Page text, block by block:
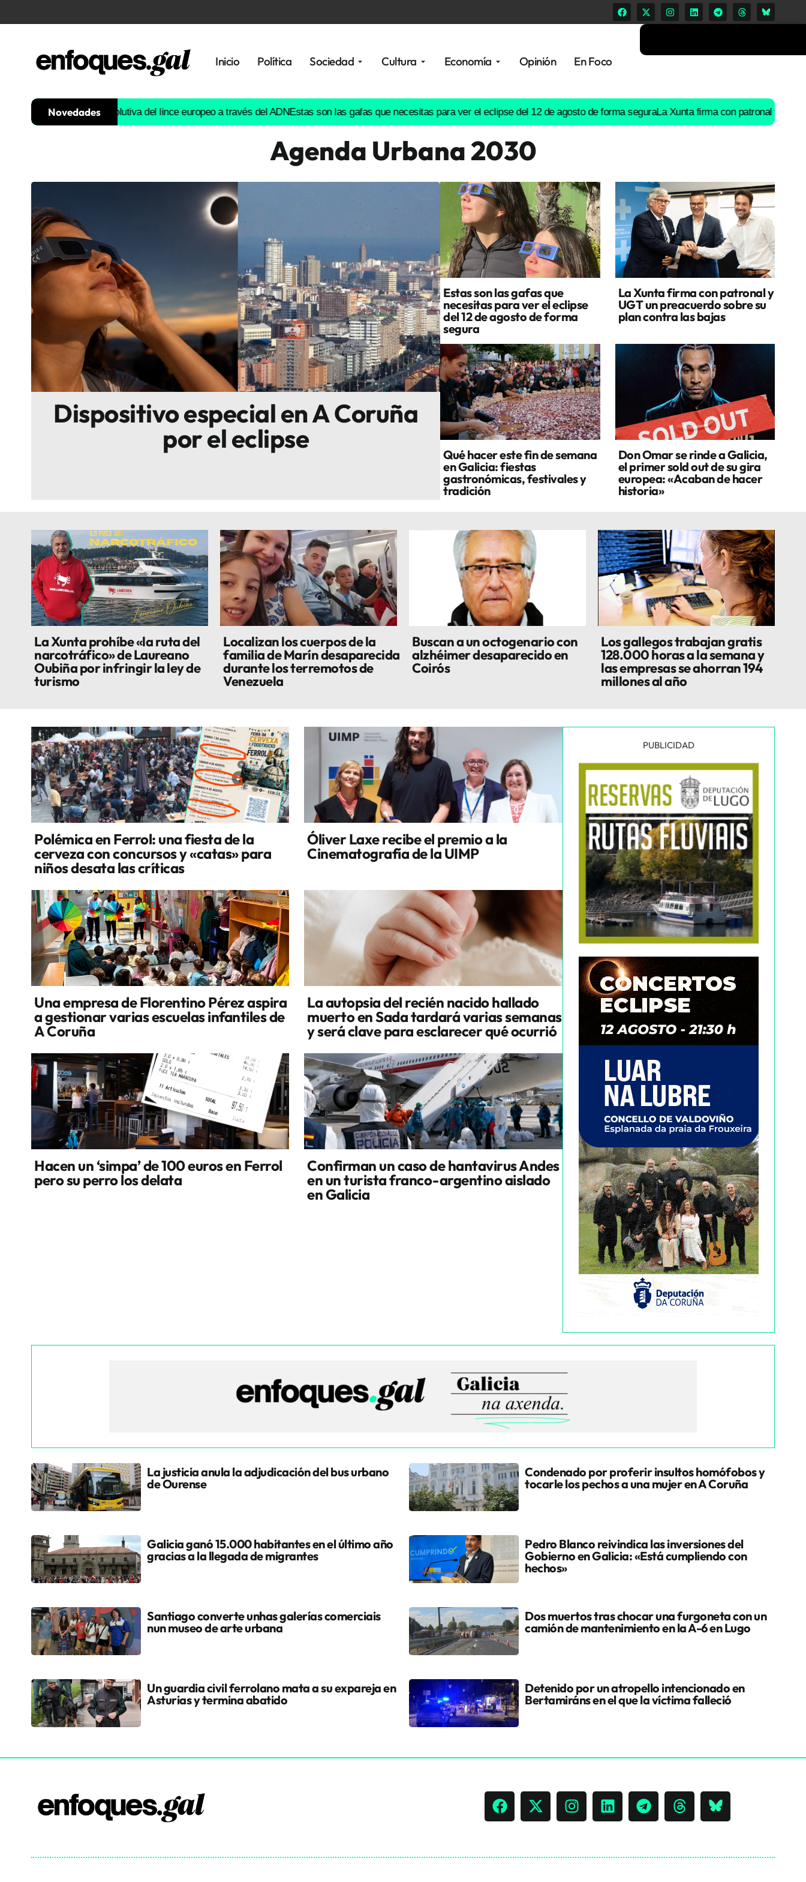
Inicio Política Sociedad Cultura Economía Opinión En Foco
Histórica
Gastronomía
Escenarios
Novedades
la historia evolutiva del lince europeo a través del ADN Estas son las gafas que necesitas para ver el eclipse del 12 de agosto de forma seguraLa Xunta firma con patronal y UGT un
Agenda Urbana 2030
Dispositivo especial en A Coruña
por el eclipse
Estas son las gafas que
necesitas para ver el eclipse
del 12 de agosto de forma
segura
La Xunta firma con patronal y
UGT un preacuerdo sobre su
plan contra las bajas
Qué hacer este fin de semana
en Galicia: fiestas
gastronómicas, festivales y
tradición
Don Omar se rinde a Galicia,
el primer sold out de su gira
europea: «Acaban de hacer
historia»
La Xunta prohíbe «la ruta del
narcotráfico» de Laureano
Oubiña por infringir la ley de
turismo
Localizan los cuerpos de la
familia de Marín desaparecida
durante los terremotos de
Venezuela
Buscan a un octogenario con
alzhéimer desaparecido en
Coirós
Los gallegos trabajan gratis
128.000 horas a la semana y
las empresas se ahorran 194
millones al año
Polémica en Ferrol: una fiesta de la
cerveza con concursos y «catas» para
niños desata las críticas
Óliver Laxe recibe el premio a la
Cinematografía de la UIMP
Una empresa de Florentino Pérez aspira
a gestionar varias escuelas infantiles de
A Coruña
La autopsia del recién nacido hallado
muerto en Sada tardará varias semanas
y será clave para esclarecer qué ocurrió
Hacen un ‘simpa’ de 100 euros en Ferrol
pero su perro los delata
Confirman un caso de hantavirus Andes
en un turista franco-argentino aislado
en Galicia
PUBLICIDAD
La justicia anula la adjudicación del bus urbano
de Ourense
Condenado por proferir insultos homófobos y
tocarle los pechos a una mujer en A Coruña
Galicia ganó 15.000 habitantes en el último año
gracias a la llegada de migrantes
Pedro Blanco reivindica las inversiones del
Gobierno en Galicia: «Está cumpliendo con
hechos»
Santiago converte unhas galerías comerciais
nun museo de arte urbana
Dos muertos tras chocar una furgoneta con un
camión de mantenimiento en la A-6 en Lugo
Un guardia civil ferrolano mata a su expareja en
Asturias y termina abatido
Detenido por un atropello intencionado en
Bertamiráns en el que la víctima falleció